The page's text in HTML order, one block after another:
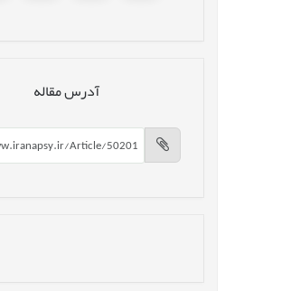
آدرس مقاله